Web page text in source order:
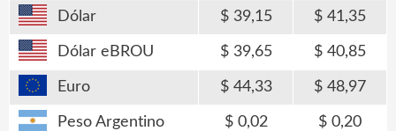
Dólar 39,15 41,35
Dólar eBROU 39,65 40,85
Euro 44,33 48,97
Peso Argentino 0,02 0,20